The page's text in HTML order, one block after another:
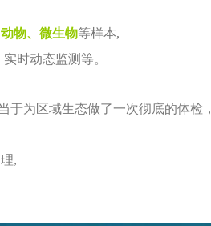
物、微生物等样本,
时动态监测等。
于为区域生态做了一次彻底的体检，
,